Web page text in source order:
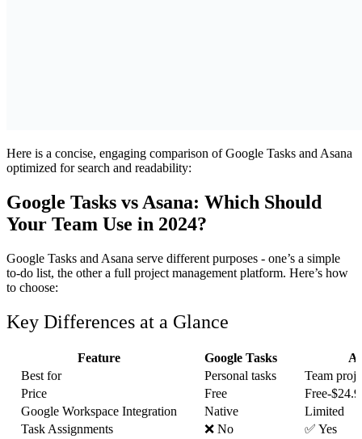
Here is a concise, engaging comparison of Google Tasks and Asana
optimized for search and readability:
Google Tasks vs Asana: Which Should
Your Team Use in 2024?
Google Tasks and Asana serve different purposes - one’s a simple
to-do list, the other a full project management platform. Here’s how
to choose:
Key Differences at a Glance
Feature Google Tasks
Best for
Personal tasks
Team
Price
Free
Free-
Google Workspace Integration
Native
Limited
Task Assignments
❌ No
✅ Yes